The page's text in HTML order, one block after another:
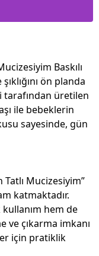
Baskılı
ön planda
tarafından üretilen
ile bebeklerin
sayesinde, gün
Tatlı Mucizesiyim”
katmaktadır.
kullanım hem de
ve çıkarma imkanı
için pratiklik